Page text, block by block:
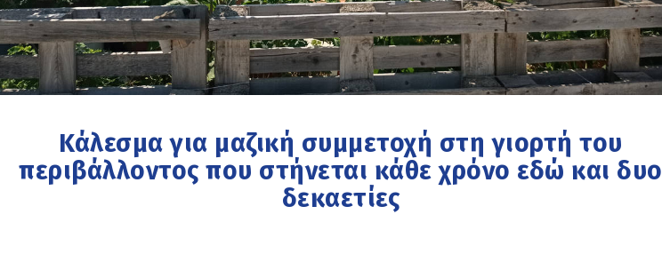
Κάλεσμα για μαζική συμμετοχή στη γιορτή του
περιβάλλοντος που στήνεται κάθε χρόνο εδώ και δυο
δεκαετίες